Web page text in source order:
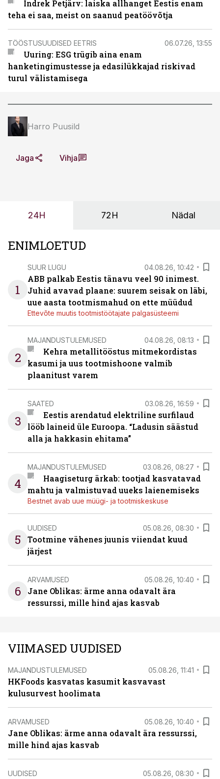
Indrek Petjärv: laiska allhanget Eestis enam
teha ei saa, meist on saanud peatöövõtja
TÖÖSTUSUUDISED EETRIS 06.07.26, 13:55
Uuring: ESG trügib aina enam
hanketingimustesse ja edasilükkajad riskivad
turul välistamisega
Harro Puusild
Jaga Vihja
24H 72H Nädal
ENIMLOETUD
1
SUUR LUGU 04.08.26, 10:42
ABB palkab Eestis tänavu veel 90 inimest.
Juhid avavad plaane: suurem seisak on läbi,
uue aasta tootmismahud on ette müüdud
Ettevõte muutis tootmistöötajate palgasüsteemi
2
MAJANDUSTULEMUSED 04.08.26, 08:13
Kehra metallitööstus mitmekordistas
kasumi ja uus tootmishoone valmib
plaanitust varem
3
SAATED 03.08.26, 16:59
Eestis arendatud elektriline surfilaud
lööb laineid üle Euroopa. “Ladusin säästud
alla ja hakkasin ehitama”
4
MAJANDUSTULEMUSED 03.08.26, 08:27
Haagiseturg ärkab: tootjad kasvatavad
mahtu ja valmistuvad uueks laienemiseks
Bestnet avab uue müügi- ja tootmiskeskuse
5
UUDISED 05.08.26, 08:30
Tootmine vähenes juunis viiendat kuud
järjest
6
ARVAMUSED 05.08.26, 10:40
Jane Oblikas: ärme anna odavalt ära
ressurssi, mille hind ajas kasvab
VIIMASED UUDISED
MAJANDUSTULEMUSED 05.08.26, 11:41
HKFoods kasvatas kasumit kasvavast
kulusurvest hoolimata
ARVAMUSED 05.08.26, 10:40
Jane Oblikas: ärme anna odavalt ära ressurssi,
mille hind ajas kasvab
UUDISED 05.08.26, 08:30